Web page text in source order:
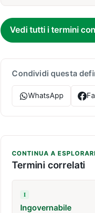
Vedi tutti i termini
Condividi questa
WhatsApp
CONTINUA A
Termini correlati
I
Ingovernabile